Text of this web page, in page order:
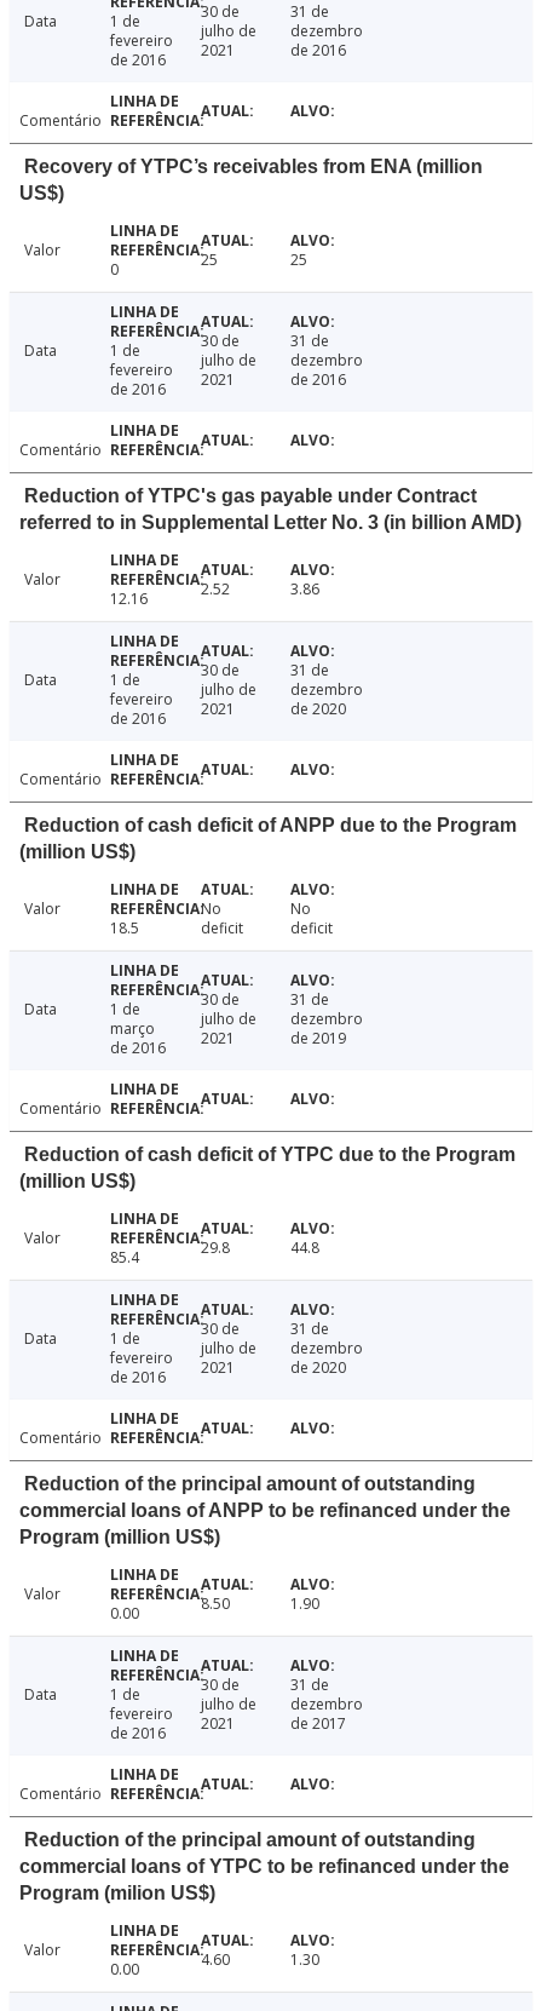
Data
1 de
fevereiro
de 2016
30 de
julho de
2021
31 de
dezembro
de 2016
Comentário
Recovery of YTPC’s receivables from ENA (million
US$)
Valor
0
25 25
Data
1 de
fevereiro
de 2016
30 de
julho de
2021
31 de
dezembro
de 2016
Comentário
Reduction of YTPC's gas payable under Contract
referred to in Supplemental Letter No. 3 (in billion AMD)
Valor
12.16
2.52 3.86
Data
1 de
fevereiro
de 2016
30 de
julho de
2021
31 de
dezembro
de 2020
Comentário
Reduction of cash deficit of ANPP due to the Program
(million US$)
Valor
18.5
No
deficit
No
deficit
Data
1 de
março
de 2016
30 de
julho de
2021
31 de
dezembro
de 2019
Comentário
Reduction of cash deficit of YTPC due to the Program
(million US$)
Valor
85.4
29.8 44.8
Data
1 de
fevereiro
de 2016
30 de
julho de
2021
31 de
dezembro
de 2020
Comentário
Reduction of the principal amount of outstanding
commercial loans of ANPP to be refinanced under the
Program (million US$)
Valor
0.00
8.50 1.90
Data
1 de
fevereiro
de 2016
30 de
julho de
2021
31 de
dezembro
de 2017
Comentário
Reduction of the principal amount of outstanding
commercial loans of YTPC to be refinanced under the
Program (milion US$)
Valor
0.00
4.60 1.30